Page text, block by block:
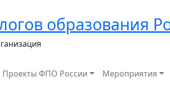
образования
Проекты ФПО России Мероприятия